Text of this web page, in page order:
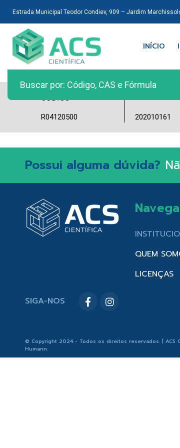
Estrada Municipal Teodor Condiev, 909 – Jardim
INÍCIO
R04120500 202010161
Possui alguma dúvida?
SIGA-NOS
QUEM
LICENÇAS
© Copyright 2024 - Todos os direitos reservados. | ACS
Humann.